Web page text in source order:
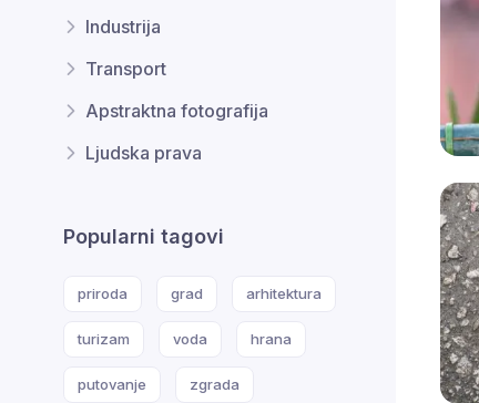
Industrija
Transport
Apstraktna fotografija
Ljudska prava
Popularni tagovi
priroda grad arhitektura
turizam voda hrana
putovanje zgrada